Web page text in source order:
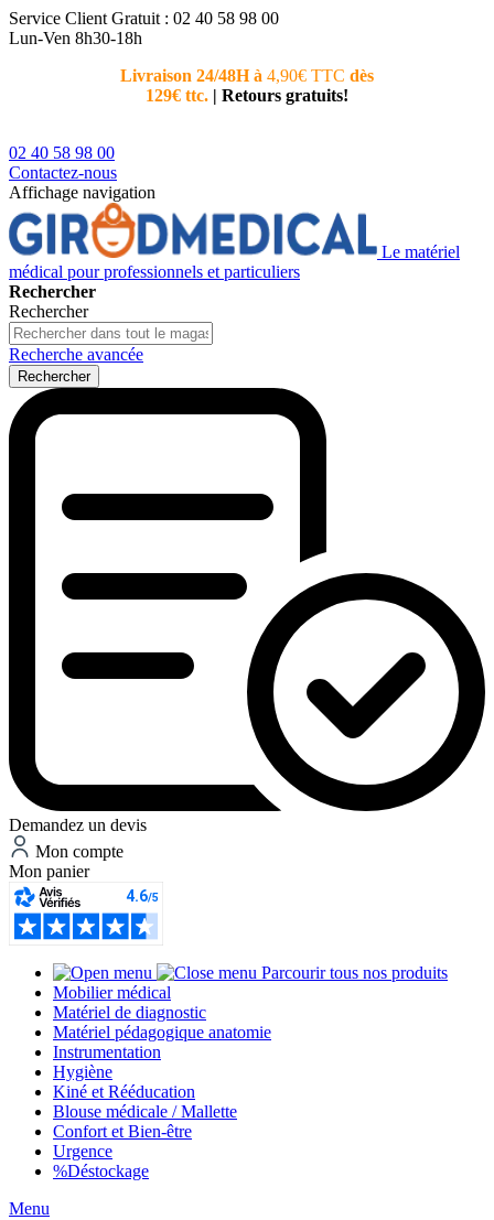
Service Client Gratuit : 02 40 58 98 00
Lun-Ven 8h30-18h
Livraison 24/48H à 4,90€ TTC dès
129€ ttc. | Retours gratuits!
02 40 58 98 00
Contactez-nous
Affichage navigation
Le matériel
médical pour professionnels et particuliers
Rechercher
Rechercher
Recherche avancée
Rechercher
Demandez un devis
Mon compte
Mon panier
Parcourir tous nos produits
Mobilier médical
Matériel de diagnostic
Matériel pédagogique anatomie
Instrumentation
Hygiène
Kiné et Rééducation
Blouse médicale / Mallette
Confort et Bien-être
Urgence
%Déstockage
Menu